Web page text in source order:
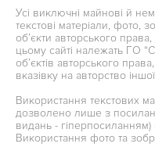
Усі виключні майнові й
текстові матеріали, фото,
об’єкти авторського
цьому сайті належать ГО
об’єктів авторського
вказівку на авторство
Використання текстових
дозволено лише з
видань -
Використання фото та